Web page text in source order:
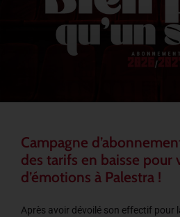
Campagne
des tarifs en baisse pour
d’émotions à Palestra !
Après avoir dévoilé son effectif pour